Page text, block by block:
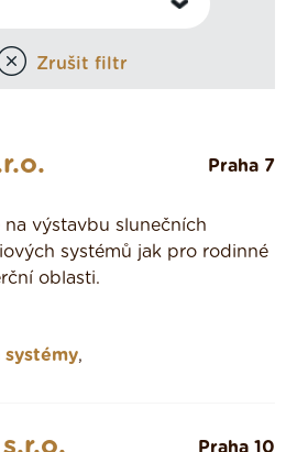
Zrušit filtr
Praha 7
na výstavbu slunečních
systémů jak pro rodinné
oblasti.
systémy,
Praha 10